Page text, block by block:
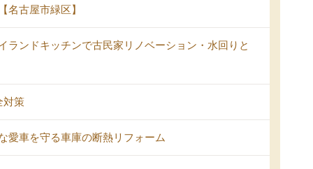
名古屋市緑区】
ンドキッチンで古民家リノベーション・水回りと
対策
愛車を守る車庫の断熱リフォーム